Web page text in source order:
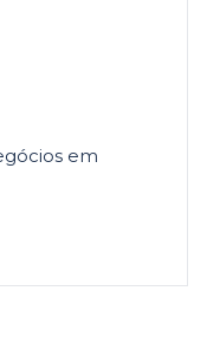
em